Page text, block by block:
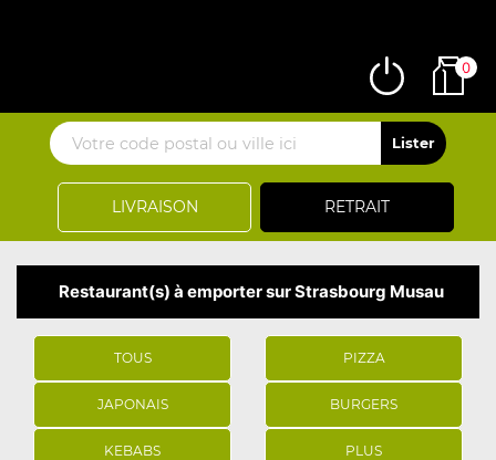
LIVRAISON RETRAIT
0
Restaurant(s) à emporter sur Strasbourg Musau
TOUS PIZZA
JAPONAIS BURGERS
KEBABS PLUS